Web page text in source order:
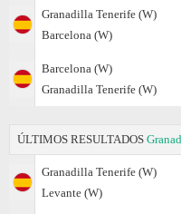
Granadilla Tenerife (W)
Barcelona (W)
Barcelona (W)
Granadilla Tenerife (W)
ÚLTIMOS RESULTADOS
Granadilla Tenerife (W)
Levante (W)